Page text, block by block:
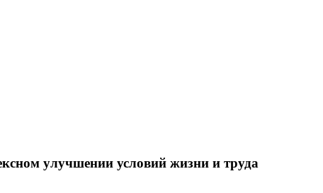
улучшении условий жизни и труда